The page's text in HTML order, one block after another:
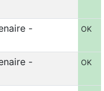
-
OK
-
OK